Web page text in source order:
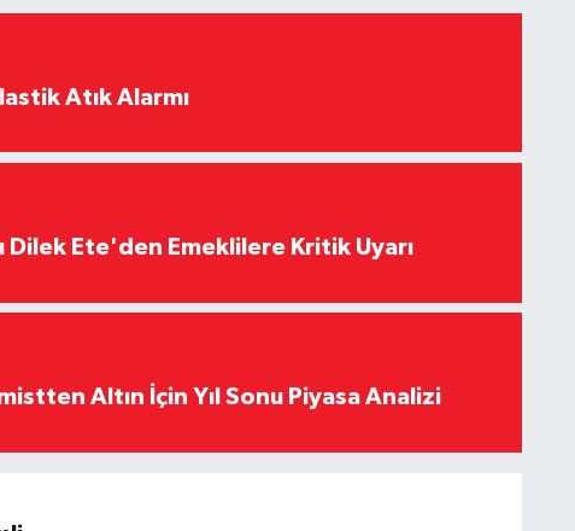
Atık Alarmı
Dilek Ete'den Emeklilere Kritik Uyarı
Altın İçin Yıl Sonu Piyasa Analizi